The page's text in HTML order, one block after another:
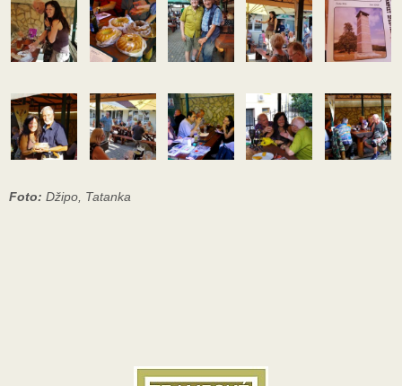
Foto: Džipo, Tatanka